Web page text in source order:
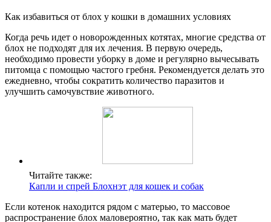
Как избавиться от блох у кошки в домашних условиях
Когда речь идет о новорожденных котятах, многие средства от
блох не подходят для их лечения. В первую очередь,
необходимо провести уборку в доме и регулярно вычесывать
питомца с помощью частого гребня. Рекомендуется делать это
ежедневно, чтобы сократить количество паразитов и
улучшить самочувствие животного.
Читайте также:
Капли и спрей Блохнэт для кошек и собак
Если котенок находится рядом с матерью, то массовое
распространение блох маловероятно, так как мать будет